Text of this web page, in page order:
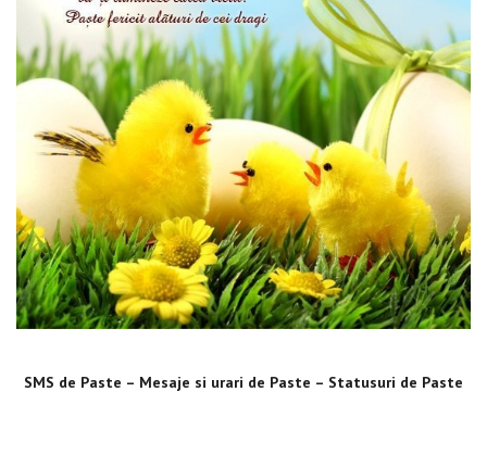
SMS de Paste – Mesaje si urari de Paste – Statusuri de Paste